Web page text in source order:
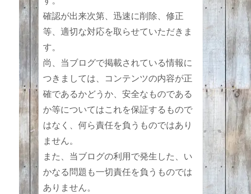
確認が出来次第、迅速に削除、修正
等、適切な対応を取らせていただきま
す。
尚、当ブログで掲載されている情報に
つきましては、コンテンツの内容が正
確であるかどうか、安全なものである
か等についてはこれを保証するもので
はなく、何ら責任を負うものではあり
ません。
また、当ブログの利用で発生した、い
かなる問題も一切責任を負うものでは
ありません。